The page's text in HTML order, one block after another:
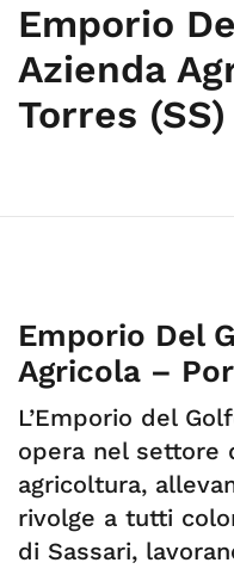
Emporio
Azienda
Torres (SS)
Emporio Del
Agricola –
L’Emporio del
opera nel settore
agricoltura,
rivolge a tutti
di Sassari,